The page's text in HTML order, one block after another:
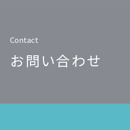
Contact
お問い合わせ